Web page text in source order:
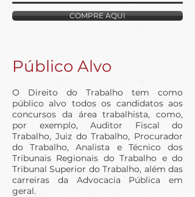
COMPRE AQUI
Público Alvo
O Direito do Trabalho tem como
público alvo todos os candidatos aos
concursos da área trabalhista, como,
por exemplo, Auditor Fiscal do
Trabalho, Juiz do Trabalho, Procurador
do Trabalho, Analista e Técnico dos
Tribunais Regionais do Trabalho e do
Tribunal Superior do Trabalho, além das
carreiras da Advocacia Pública em
geral.